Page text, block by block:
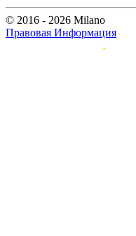
© 2016 - 2026 Milano
Правовая Информация